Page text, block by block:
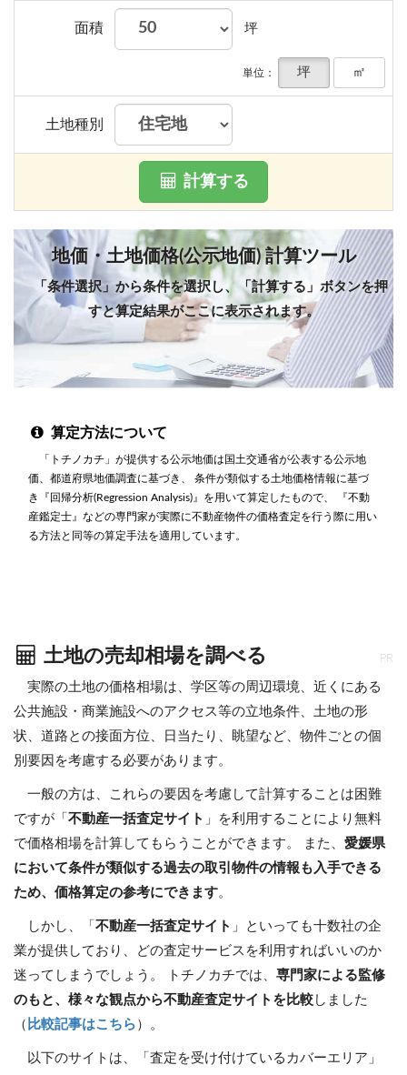
面積 坪
単位： 坪 ㎡
土地種別
計算する
地価・土地価格(公示地価) 計算ツール
「条件選択」から条件を選択し、「計算する」ボタンを押
すと算定結果がここに表示されます。
算定方法について
「トチノカチ」が提供する公示地価は国土交通省が公表する公示地
価、都道府県地価調査に基づき、 条件が類似する土地価格情報に基づ
き『回帰分析(Regression Analysis)』を用いて算定したもので、 『不動
産鑑定士』などの専門家が実際に不動産物件の価格査定を行う際に用い
る方法と同等の算定手法を適用しています。
土地の売却相場を調べる PR
実際の土地の価格相場は、学区等の周辺環境、近くにある
公共施設・商業施設へのアクセス等の立地条件、土地の形
状、道路との接面方位、日当たり、眺望など、物件ごとの個
別要因を考慮する必要があります。
一般の方は、これらの要因を考慮して計算することは困難
ですが「 不動産一括査定サイト 」を利用することにより無料
で価格相場を計算してもらうことができます。 また、 愛媛県
において条件が類似する過去の取引物件の情報も入手できる
ため、価格算定の参考にできます。
しかし、「 不動産一括査定サイト 」といっても十数社の企
業が提供しており、どの査定サービスを利用すればいいのか
迷ってしまうでしょう。 トチノカチでは、 専門家による監修
のもと、様々な観点から不動産査定サイトを比較 しました
（ 比較記事はこちら ）。
以下のサイトは、「査定を受け付けているカバーエリア」